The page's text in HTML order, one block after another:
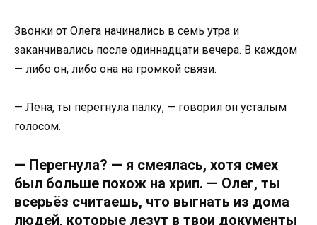
Звонки от Олега начинались в семь утра и
заканчивались после одиннадцати вечера. В каждом
— либо он, либо она на громкой связи.
— Лена, ты перегнула палку, — говорил он усталым
голосом.
— Перегнула? — я смеялась, хотя смех
был больше похож на хрип. — Олег, ты
всерьёз считаешь, что выгнать из дома
людей, которые лезут в твои документы